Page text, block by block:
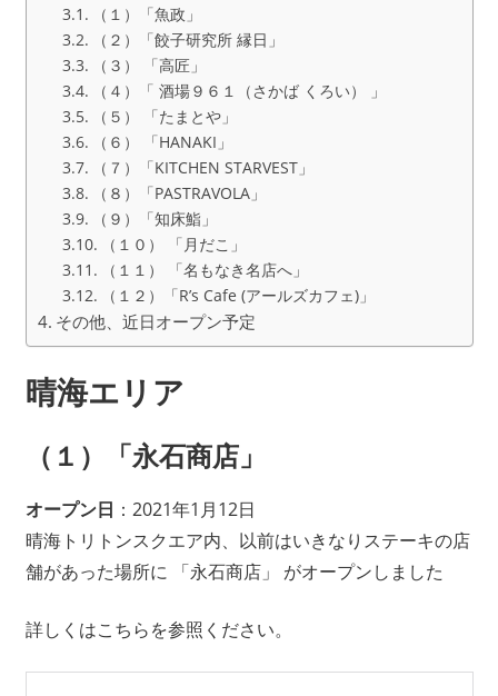
（１）「魚政」
（２）「餃子研究所 縁日」
（３） 「高匠」
（４）「 酒場９６１（さかば くろい） 」
（５） 「たまとや」
（６） 「HANAKI」
（７）「KITCHEN STARVEST」
（８）「PASTRAVOLA」
（９）「知床鮨」
（１０） 「月だこ」
（１１） 「名もなき名店へ」
（１２）「R’s Cafe (アールズカフェ)」
その他、近日オープン予定
晴海エリア
（１）「永石商店」
オープン日 ：2021年1月12日
晴海トリトンスクエア内、以前はいきなりステーキの店
舗があった場所に 「永石商店」 がオープンしました
詳しくはこちらを参照ください。